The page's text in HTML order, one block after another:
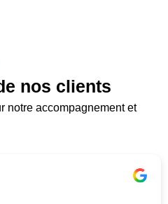
nos clients
notre accompagnement et